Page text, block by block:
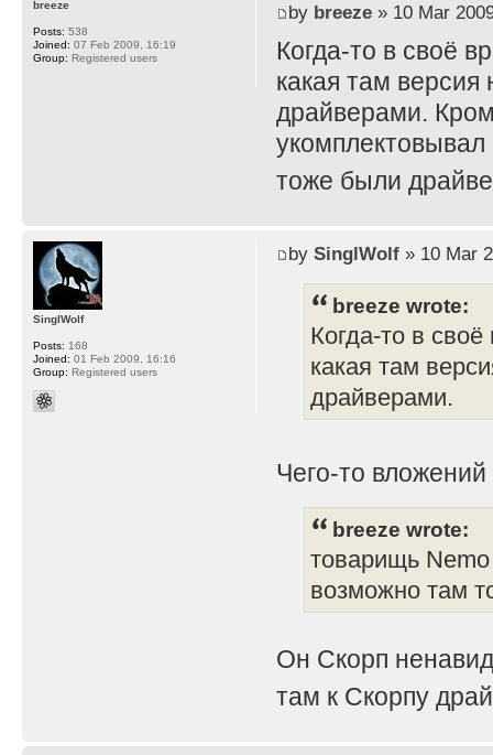
by breeze» 10 Mar
Когда-то в своё
какая там
драйверами.
тоже были
breeze
Posts: 538
Joined: 07 Feb 2009, 16:19
Group: Registered users
by SinglWolf» 10 Mar
breeze wrote:
Когда-то в
какая там
драйверами.
Чего-то
breeze wrote:
товарищь
возможно там
Он Скорп
там к Скорпу
SinglWolf
Posts: 168
Joined: 01 Feb 2009, 16:16
Group: Registered users